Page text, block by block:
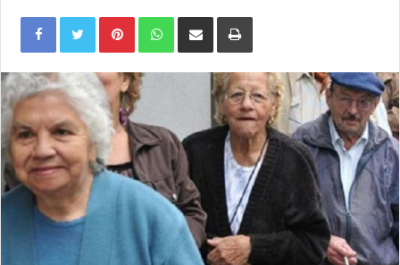
PinterestWhatsAppShare
Email
Print